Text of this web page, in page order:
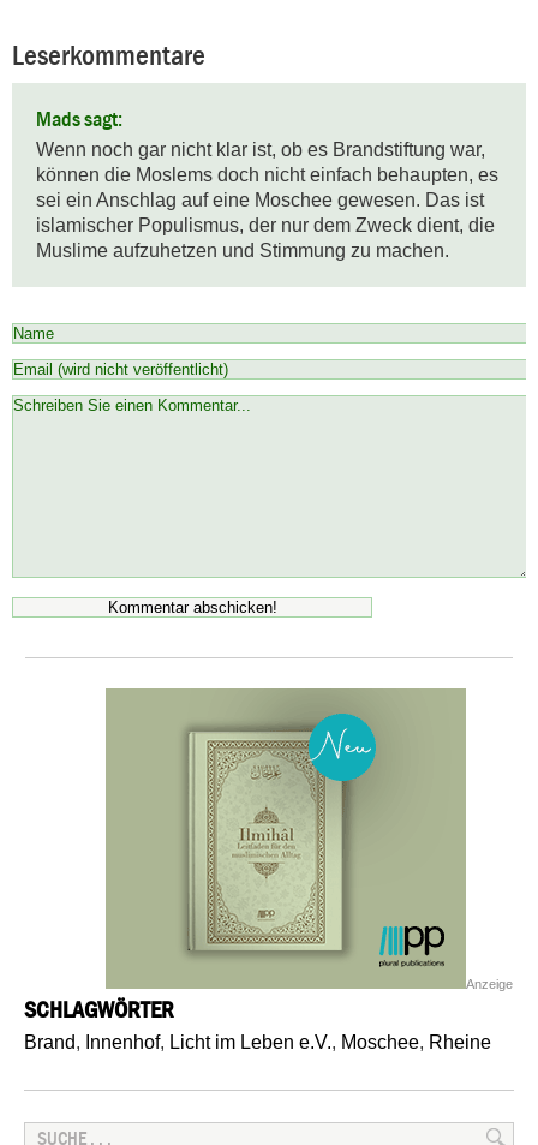
Leserkommentare
Mads sagt:
Wenn noch gar nicht klar ist, ob es Brandstiftung war,
können die Moslems doch nicht einfach behaupten, es
sei ein Anschlag auf eine Moschee gewesen. Das ist
islamischer Populismus, der nur dem Zweck dient, die
Muslime aufzuhetzen und Stimmung zu machen.
Anzeige
SCHLAGWÖRTER
Brand, Innenhof, Licht im Leben e.V., Moschee, Rheine